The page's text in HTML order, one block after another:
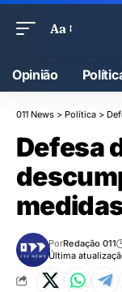
Aa
Opinião
011 News > Política >
Defesa
Última
PorRedação 011